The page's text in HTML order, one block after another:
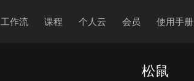
工作流 课程 个人云 会员 使用手册
松鼠